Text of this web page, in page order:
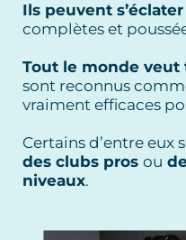
Ils peuvent s’éclater
complètes et
Tout le monde veut
sont reconnus
vraiment efficaces
Certains d’entre eux
des clubs pros ou
niveaux.